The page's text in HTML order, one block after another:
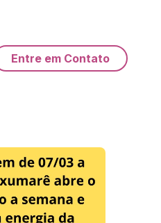
Entre em Contato